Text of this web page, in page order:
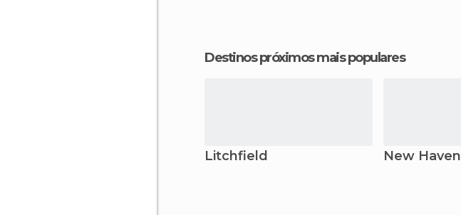
Destinos próximos mais populares
Litchfield New Haven